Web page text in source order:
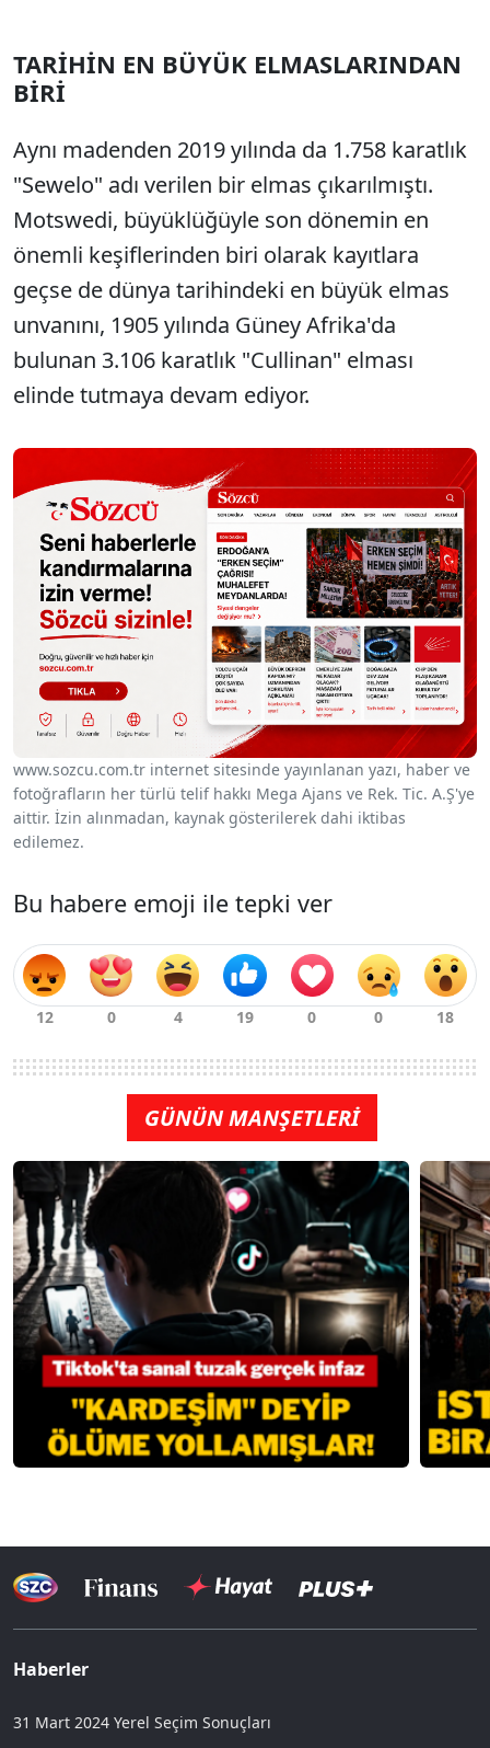
TARİHİN EN BÜYÜK ELMASLARINDAN
BİRİ
Aynı madenden 2019 yılında da 1.758 karatlık
"Sewelo" adı verilen bir elmas çıkarılmıştı.
Motswedi, büyüklüğüyle son dönemin en
önemli keşiflerinden biri olarak kayıtlara
geçse de dünya tarihindeki en büyük elmas
unvanını, 1905 yılında Güney Afrika'da
bulunan 3.106 karatlık "Cullinan" elması
elinde tutmaya devam ediyor.
www.sozcu.com.tr internet sitesinde yayınlanan yazı, haber ve
fotoğrafların her türlü telif hakkı Mega Ajans ve Rek. Tic. A.Ş'ye
aittir. İzin alınmadan, kaynak gösterilerek dahi iktibas
edilemez.
Bu habere emoji ile tepki ver
GÜNÜN MANŞETLERİ
Haberler
31 Mart 2024 Yerel Seçim Sonuçları